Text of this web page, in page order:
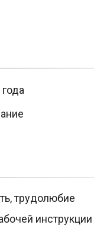
трудолюбие
инструкции